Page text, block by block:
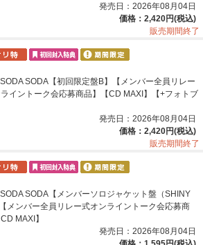
発売日：2026年08月04日
価格：2,420円(税込)
販売期間終了
SODA【初回限定盤B】【メンバー全員リレー
イントーク会応募商品】【CD MAXI】【+フォトブ
発売日：2026年08月04日
価格：2,420円(税込)
販売期間終了
SODA【メンバーソロジャケット盤（SHINY
メンバー全員リレー式オンライントーク会応募商
MAXI】
発売日：2026年08月04日